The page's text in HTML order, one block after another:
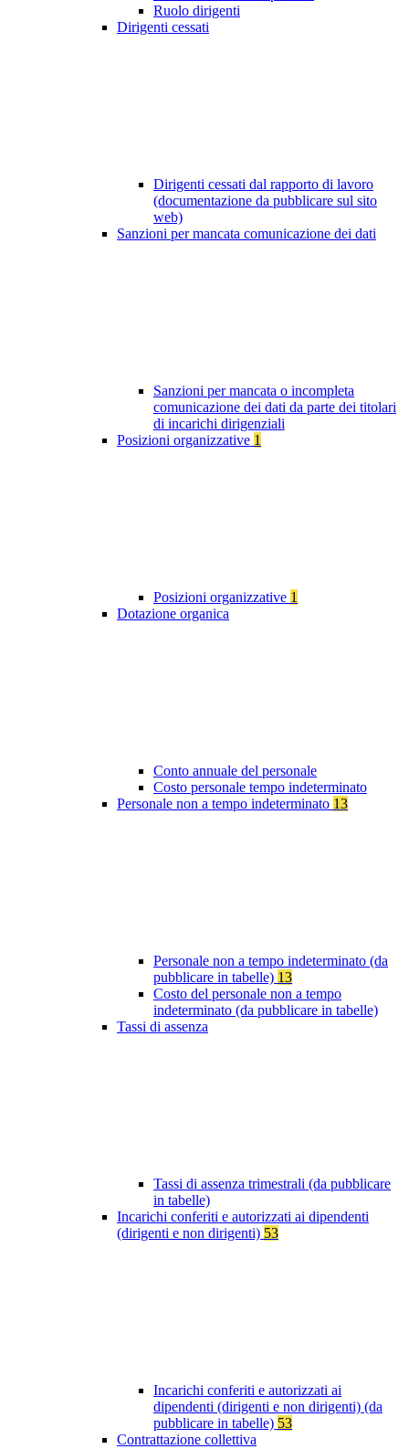
Ruolo dirigenti
Dirigenti cessati
Dirigenti cessati dal rapporto di lavoro
(documentazione da pubblicare sul sito
web)
Sanzioni per mancata comunicazione dei dati
Sanzioni per mancata o incompleta
comunicazione dei dati da parte dei titolari
di incarichi dirigenziali
Posizioni organizzative 1
Posizioni organizzative 1
Dotazione organica
Conto annuale del personale
Costo personale tempo indeterminato
Personale non a tempo indeterminato 13
Personale non a tempo indeterminato (da
pubblicare in tabelle) 13
Costo del personale non a tempo
indeterminato (da pubblicare in tabelle)
Tassi di assenza
Tassi di assenza trimestrali (da pubblicare
in tabelle)
Incarichi conferiti e autorizzati ai dipendenti
(dirigenti e non dirigenti) 53
Incarichi conferiti e autorizzati ai
dipendenti (dirigenti e non dirigenti) (da
pubblicare in tabelle) 53
Contrattazione collettiva